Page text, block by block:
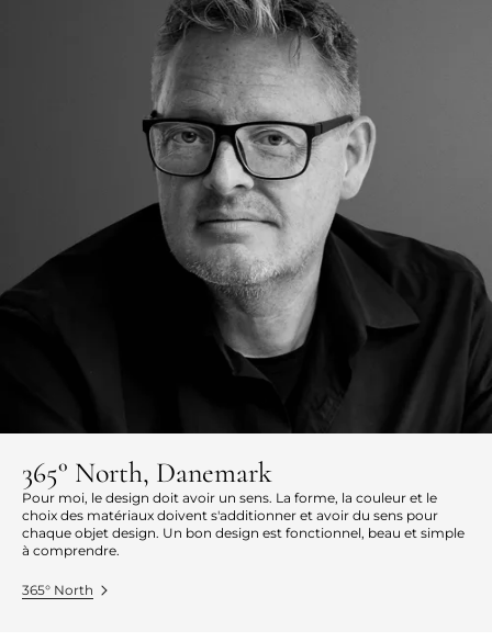
365° North, Danemark
Pour moi, le design doit avoir un sens. La forme, la couleur et le
choix des matériaux doivent s'additionner et avoir du sens pour
chaque objet design. Un bon design est fonctionnel, beau et simple
à comprendre.
365° North